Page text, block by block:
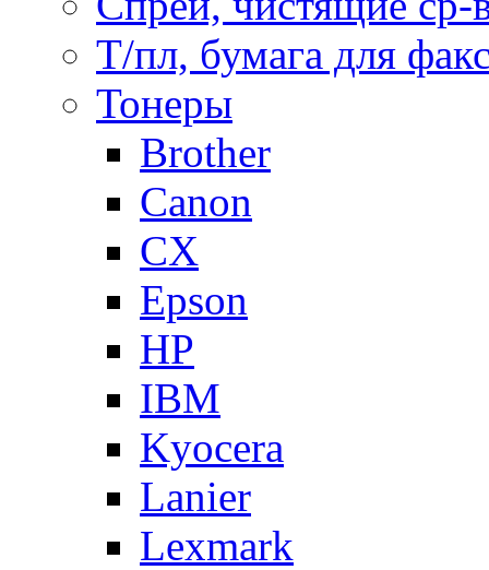
Т/пл, бумага для
Тонеры
Brother
Canon
CX
Epson
HP
IBM
Kyocera
Lanier
Lexmark